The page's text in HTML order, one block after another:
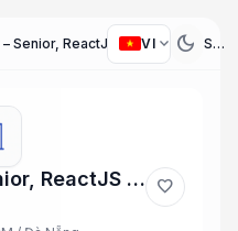
UI/UX Designer – Senior, ReactJS Developer – Senior, VueJS Developer – Senior, Java + Angular Developer – Senior, Java Spring Boot Developer – Senior, Database Administrator (DBA)
VI expand_more dark_mode
UI/UX Designer – Senior, ReactJS Developer – Senior, VueJS Developer – Senior, Java + Angular Developer – Senior, Java Spring Boot Developer – Senior, Database Administrator (DBA) favorite